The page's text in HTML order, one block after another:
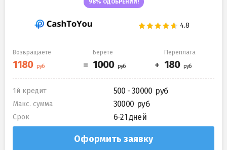
98% ОДОБРЕНИЙ!
Возвращаете Берете Переплата
1й кредит 500 - 30000
Макс. сумма 30000
Срок 6-21 дней
Оформить заявку